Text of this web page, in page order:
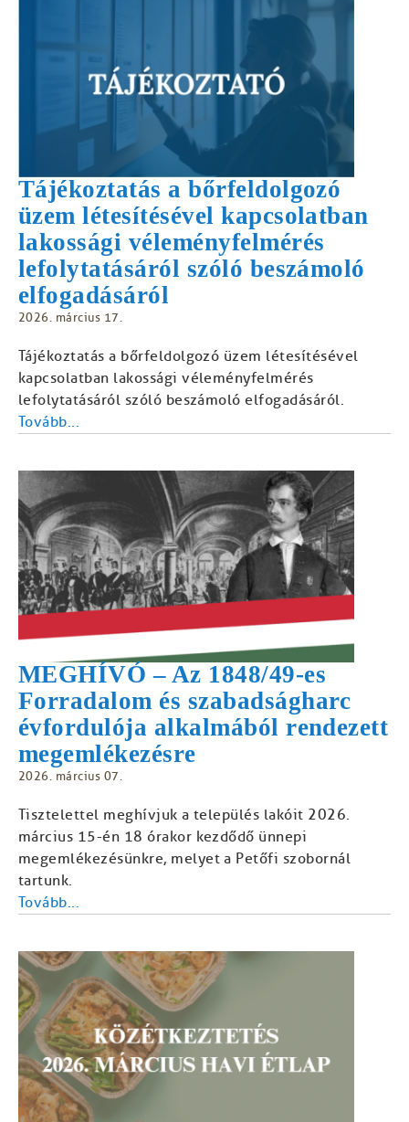
Tájékoztatás a bőrfeldolgozó
üzem létesítésével kapcsolatban
lakossági véleményfelmérés
lefolytatásáról szóló beszámoló
elfogadásáról
2026. március 17.
Tájékoztatás a bőrfeldolgozó üzem létesítésével
kapcsolatban lakossági véleményfelmérés
lefolytatásáról szóló beszámoló elfogadásáról.
Tovább...
MEGHÍVÓ – Az 1848/49-es
Forradalom és szabadságharc
évfordulója alkalmából rendezett
megemlékezésre
2026. március 07.
Tisztelettel meghívjuk a település lakóit 2026.
március 15-én 18 órakor kezdődő ünnepi
megemlékezésünkre, melyet a Petőfi szobornál
tartunk.
Tovább...